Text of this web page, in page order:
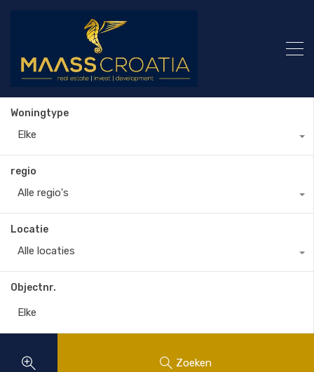
Woningtype
Elke
regio
Alle regio's
Locatie
Alle locaties
Objectnr.
Zoeken